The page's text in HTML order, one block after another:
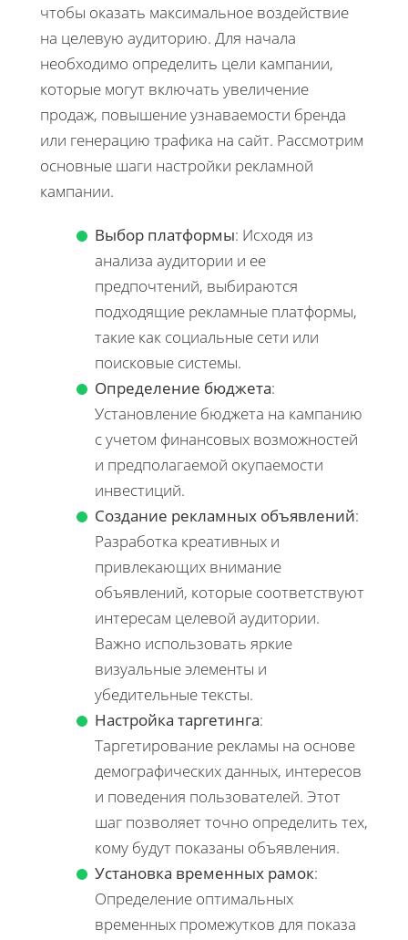
чтобы оказать максимальное воздействие
на целевую аудиторию. Для начала
необходимо определить цели кампании,
которые могут включать увеличение
продаж, повышение узнаваемости бренда
или генерацию трафика на сайт. Рассмотрим
основные шаги настройки рекламной
кампании.
Выбор платформы: Исходя из
анализа аудитории и ее
предпочтений, выбираются
подходящие рекламные платформы,
такие как социальные сети или
поисковые системы.
Определение бюджета:
Установление бюджета на кампанию
с учетом финансовых возможностей
и предполагаемой окупаемости
инвестиций.
Создание рекламных объявлений:
Разработка креативных и
привлекающих внимание
объявлений, которые соответствуют
интересам целевой аудитории.
Важно использовать яркие
визуальные элементы и
убедительные тексты.
Настройка таргетинга:
Таргетирование рекламы на основе
демографических данных, интересов
и поведения пользователей. Этот
шаг позволяет точно определить тех,
кому будут показаны объявления.
Установка временных рамок:
Определение оптимальных
временных промежутков для показа